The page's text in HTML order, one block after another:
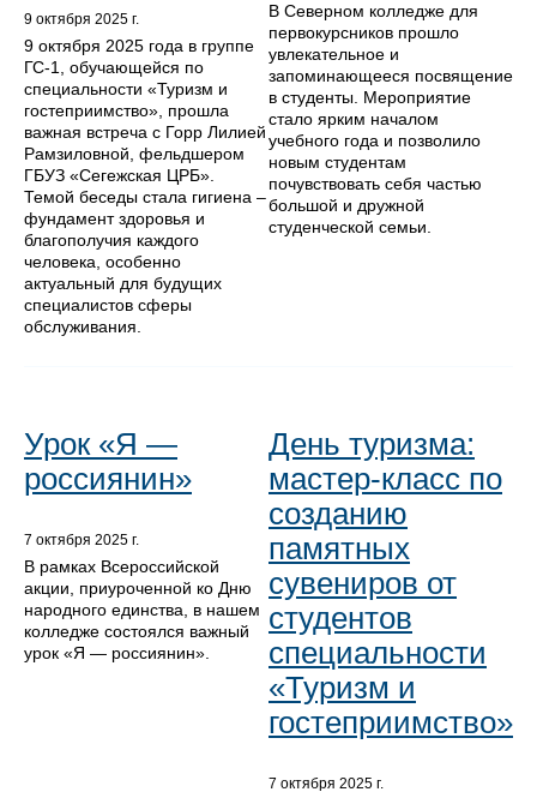
9 октября 2025 г.
9 октября 2025 года в группе
ГС-1, обучающейся по
специальности «Туризм и
гостеприимство», прошла
важная встреча с Горр Лилией
Рамзиловной, фельдшером
ГБУЗ «Сегежская ЦРБ».
Темой беседы стала гигиена –
фундамент здоровья и
благополучия каждого
человека, особенно
актуальный для будущих
специалистов сферы
обслуживания.
В Северном колледже для
первокурсников прошло
увлекательное и
запоминающееся посвящение
в студенты. Мероприятие
стало ярким началом
учебного года и позволило
новым студентам
почувствовать себя частью
большой и дружной
студенческой семьи.
Урок «Я —
россиянин»
7 октября 2025 г.
В рамках Всероссийской
акции, приуроченной ко Дню
народного единства, в нашем
колледже состоялся важный
урок «Я — россиянин».
День туризма:
мастер-класс по
созданию
памятных
сувениров от
студентов
специальности
«Туризм и
гостеприимство»
7 октября 2025 г.